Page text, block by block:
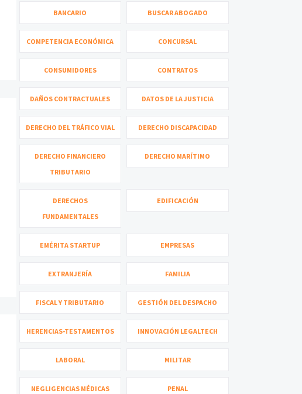
BANCARIO BUSCAR ABOGADO
COMPETENCIA ECONÓMICA CONCURSAL
CONSUMIDORES CONTRATOS
DAÑOS CONTRACTUALES DATOS DE LA JUSTICIA
DERECHO DEL TRÁFICO VIAL DERECHO DISCAPACIDAD
DERECHO FINANCIERO
TRIBUTARIO
DERECHO MARÍTIMO
DERECHOS
FUNDAMENTALES
EDIFICACIÓN
EMÉRITA STARTUP EMPRESAS
EXTRANJERÍA FAMILIA
FISCAL Y TRIBUTARIO GESTIÓN DEL DESPACHO
HERENCIAS-TESTAMENTOS INNOVACIÓN LEGALTECH
LABORAL MILITAR
NEGLIGENCIAS MÉDICAS PENAL